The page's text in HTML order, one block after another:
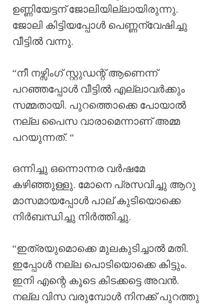
ഉണ്ണിയേട്ടന് ജോലിയില്ലായിരുന്നു.
ജോലി കിട്ടിയപ്പോൾ പെണ്ണന്വേഷിച്ചു
വീട്ടിൽ വന്നു.
“നീ നഴ്സിംഗ് സ്റ്റുഡന്റ് ആണെന്ന്
പറഞ്ഞപ്പോൾ വീട്ടിൽ എല്ലാവർക്കും
സമ്മതായി. പുറത്തൊക്കെ പോയാൽ
നല്ല പൈസ വാരാമെന്നാണ് അമ്മ
പറയുന്നത്. “
ഒന്നിച്ചു ഒന്നൊന്നര വർഷമേ
കഴിഞ്ഞുള്ളു. മോനെ പ്രസവിച്ചു ആറു
മാസമായപ്പോൾ പാല് കുടിയൊക്കെ
നിർബന്ധിച്ചു നിർത്തിച്ചു.
“ഇത്രയുമൊക്കെ മുലകുടിച്ചാൽ മതി.
ഇപ്പോൾ നല്ല പൊടിയൊക്കെ കിട്ടും.
ഇനി എന്റെ കൂടെ കിടക്കട്ടെ അവൻ.
നല്ല വിസ വരുമ്പോൾ നിനക്ക് പുറത്തു